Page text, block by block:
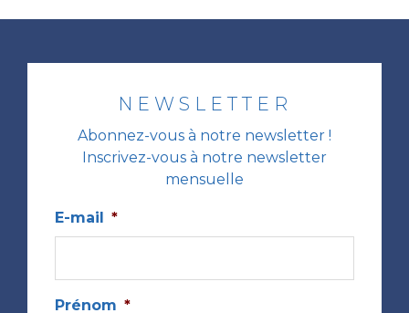
NEWSLETTER
Abonnez-vous à notre newsletter !
Inscrivez-vous à notre newsletter
mensuelle
E-mail *
Prénom *